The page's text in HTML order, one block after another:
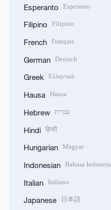
Esperanto Esperanto
Filipino Filipino
French Français
German Deutsch
Greek Ελληνικά
Hausa Hausa
Hebrew עברית
Hindi हिन्दी
Hungarian Magyar
Indonesian Bahasa
Italian Italiano
Japanese 日本語